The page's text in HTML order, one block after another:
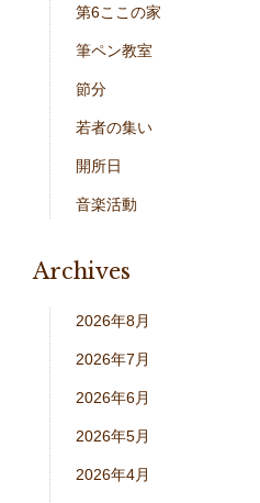
第6ここの家
筆ペン教室
節分
若者の集い
開所日
音楽活動
Archives
2026年8月
2026年7月
2026年6月
2026年5月
2026年4月